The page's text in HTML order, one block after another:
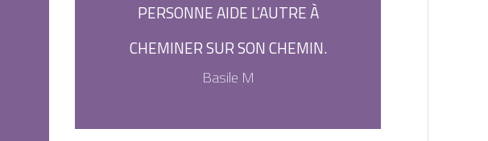
PERSONNE AIDE L’AUTRE À
CHEMINER SUR SON CHEMIN.
Basile M